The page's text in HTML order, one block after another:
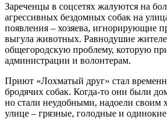
Зареченцы в соцсетях жалуются на
агрессивных бездомных собак на
появления – хозяева, игнорирующие
выгула животных. Равнодушие
общегородскую проблему, которую
администрации и волонтерам.
Приют «Лохматый друг» стал
бродячих собак. Когда-то они были
но стали неудобными, надоели своим
улице – грязные, голодные и